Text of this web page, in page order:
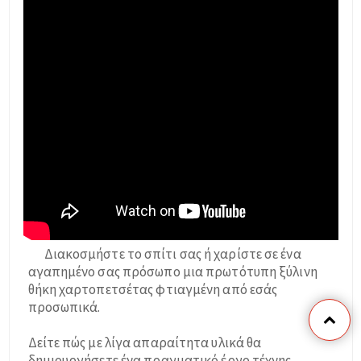
Διακοσμήστε το σπίτι σας ή χαρίστε σε ένα
αγαπημένο σας πρόσωπο μια πρωτότυπη ξύλινη
θήκη χαρτοπετσέτας φτιαγμένη από εσάς
προσωπικά.
Δείτε πώς με λίγα απαραίτητα υλικά θα